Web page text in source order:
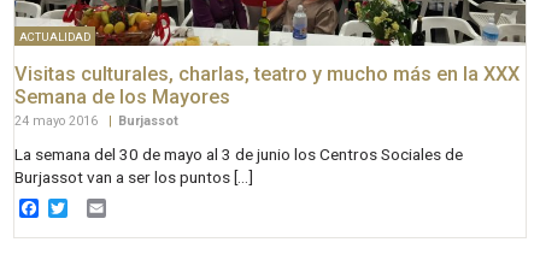
ACTUALIDAD
Visitas culturales, charlas, teatro y mucho más en la XXX
Semana de los Mayores
24 mayo 2016 Burjassot
La semana del 30 de mayo al 3 de junio los Centros Sociales de
Burjassot van a ser los puntos […]
Facebook
Twitter